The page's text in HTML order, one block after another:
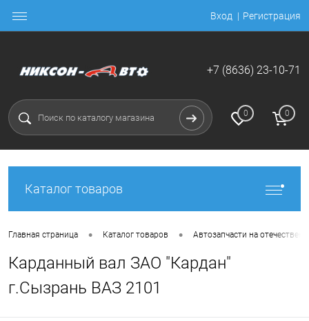
Вход Регистрация
+7 (8636) 23-10-71
0 0
Каталог товаров
Главная страница • Каталог товаров • Автозапчасти на
Карданный вал ЗАО "Кардан"
г.Сызрань ВАЗ 2101